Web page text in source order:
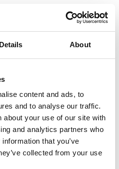
Details About
content and ads, to
and to analyse our traffic.
about your use of our site with
and analytics partners who
that you’ve
collected from your use